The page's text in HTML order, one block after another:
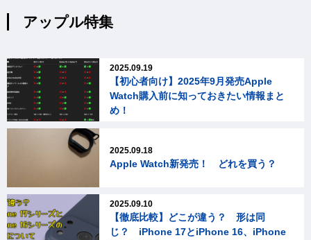
アップル特集
2025.09.19
【初心者向け】2025年9月発売Apple
Watch購入前に知っておきたい情報まと
め！
2025.09.18
Apple Watch新発売！ どれを買う？
2025.09.10
【徹底比較】どこが違う？ 形は同
じ？ iPhone 17とiPhone 16、iPhone